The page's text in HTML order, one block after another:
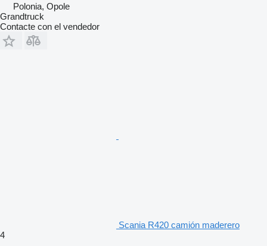
Polonia, Opole
Grandtruck
Contacte con el vendedor
Scania R420 camión maderero
4